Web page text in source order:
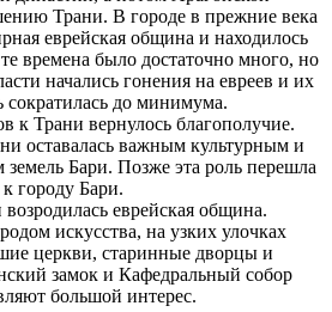
Трани. В городе в прежние века
еврейская община и находилось
времена было достаточно много, но
начались гонения на евреев и их
сократилась до минимума.
к Трани вернулось благополучие.
оставалась важным культурным и
Бари. Позже эта роль перешла
к городу Бари.
еврейская община.
искусства, на узких улочках
церкви, старинные дворцы и
замок и Кафедральный собор
большой интерес.